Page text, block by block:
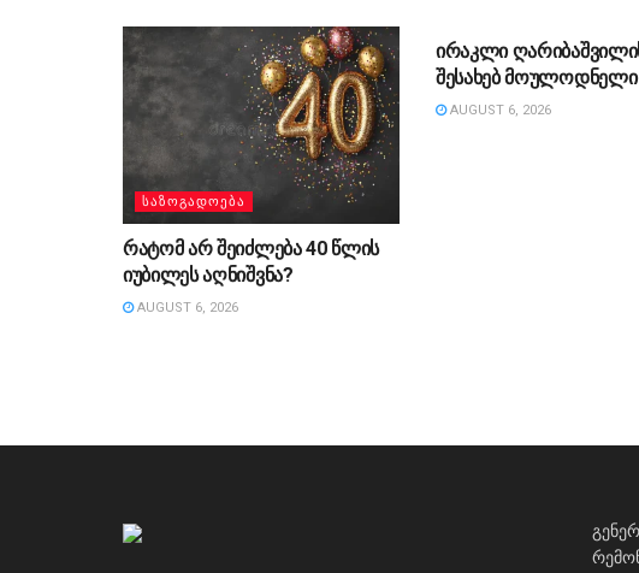
ᲡᲐᲖᲝᲒᲐᲓᲝᲔᲑᲐ
რატომ არ შეიძლება 40 წლის
იუბილეს აღნიშვნა?
AUGUST 6, 2026
ირაკლი
შესახებ მოულოდნელი
AUGUST 6, 2026